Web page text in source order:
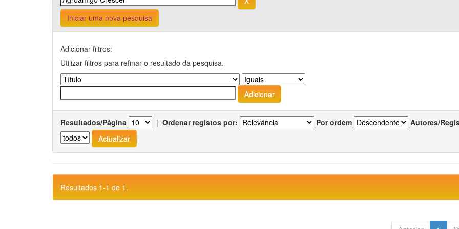
Iniciar uma nova pesquisa
Adicionar filtros:
Utilizar filtros para refinar o resultado da pesquisa.
Resultados/Página | Ordenar registos por: Por ordem Autores/
Resultados 1-1 de 1.